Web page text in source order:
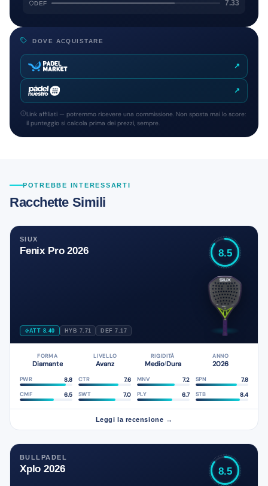
DEF 7.33
DOVE ACQUISTARE
↗
↗
Link affiliati — potremmo ricevere una commissione. Non sposta mai lo score:
il punteggio si calcola prima dei prezzi, sempre.
POTREBBE INTERESSARTI
Racchette Simili
SIUX
Fenix Pro 2026
ATT 8.40 HYB 7.71 DEF 7.17
8.5
FORMA
Diamante
LIVELLO
Avanz
RIGIDITÀ
Medio/Dura
ANNO
2026
PWR 8.8 CTR 7.6 MNV 7.2 SPN 7.8
CMF 6.5 SWT 7.0 PLY 6.7 STB 8.4
Leggi la recensione →
BULLPADEL
Xplo 2026 8.5